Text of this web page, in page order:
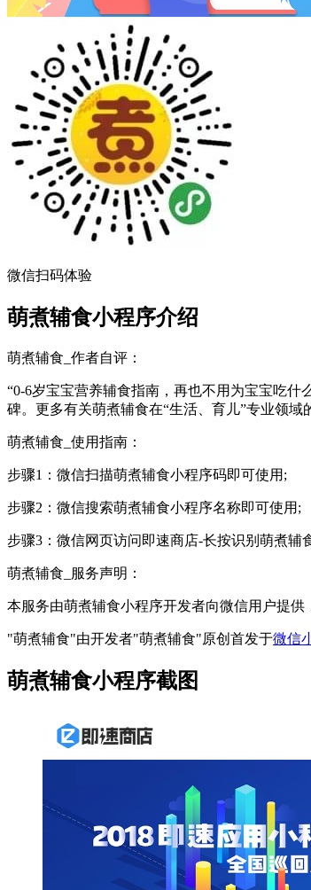
微信扫码体验
萌煮辅食小程序介绍
萌煮辅食_作者自评：
“0-6岁宝宝营养辅食指南，再也不用为宝宝吃什
碑。更多有关萌煮辅食在“生活、育儿”专业领域
萌煮辅食_使用指南：
步骤1：微信扫描萌煮辅食小程序码即可使用;
步骤2：微信搜索萌煮辅食小程序名称即可使用;
步骤3：微信网页访问即速商店-长按识别萌煮辅
萌煮辅食_服务声明：
本服务由萌煮辅食小程序开发者向微信用户提
"萌煮辅食"由开发者"萌煮辅食"原创首发于微信
萌煮辅食小程序截图